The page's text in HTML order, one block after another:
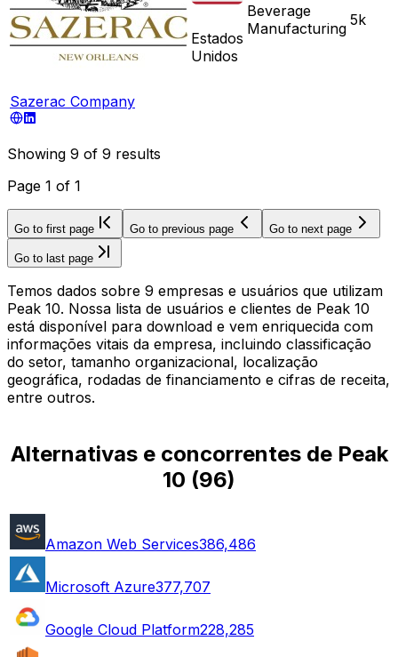
Sazerac Company
Estados
Unidos
Beverage
Manufacturing 5k
Showing 9 of 9 results
Page 1 of 1
Go to first page Go to previous page Go to next page
Go to last page
Temos dados sobre 9 empresas e usuários que utilizam
Peak 10. Nossa lista de usuários e clientes de Peak 10
está disponível para download e vem enriquecida com
informações vitais da empresa, incluindo classificação
do setor, tamanho organizacional, localização
geográfica, rodadas de financiamento e cifras de receita,
entre outros.
Alternativas e concorrentes de Peak
10 (96)
Amazon Web Services386,486
Microsoft Azure377,707
Google Cloud Platform228,285